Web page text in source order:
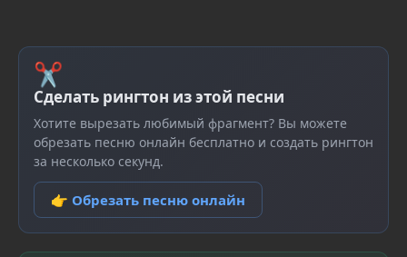
✂
Сделать рингтон из этой песни
Хотите вырезать любимый фрагмент? Вы можете
обрезать песню онлайн бесплатно и создать рингтон
за несколько секунд.
👉 Обрезать песню онлайн